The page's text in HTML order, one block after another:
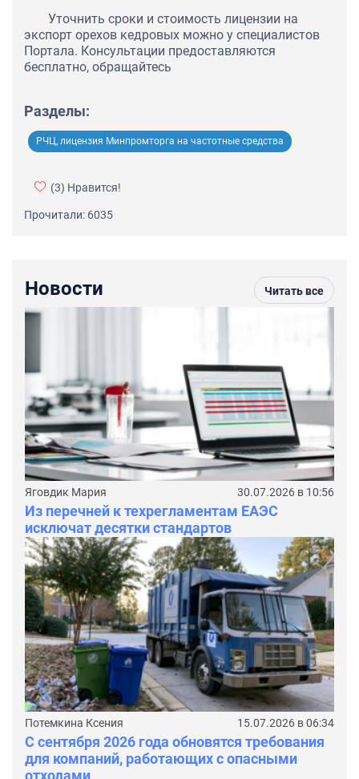
Уточнить сроки и стоимость лицензии на
экспорт орехов кедровых можно у специалистов
Портала. Консультации предоставляются
бесплатно, обращайтесь
Разделы:
РЧЦ, лицензия Минпромторга на частотные средства
(3) Нравится!
Прочитали: 6035
Новости Читать все
Яговдик Мария 30.07.2026 в 10:56
Из перечней к техрегламентам ЕАЭС
исключат десятки стандартов
Потемкина Ксения 15.07.2026 в 06:34
С сентября 2026 года обновятся требования
для компаний, работающих с опасными
отходами